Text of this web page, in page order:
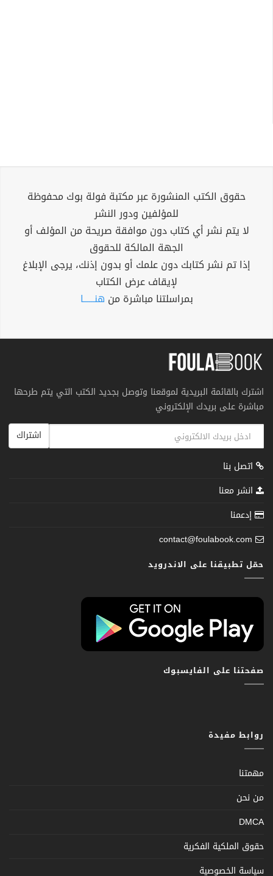
حقوق الكتب المنشورة عبر مكتبة فولة بوك محفوظة
للمؤلفين ودور النشر
لا يتم نشر أي كتاب دون موافقة صريحة من المؤلف أو
الجهة المالكة للحقوق
إذا تم نشر كتابك دون علمك أو بدون إذنك، يرجى الإبلاغ
لإيقاف عرض الكتاب
بمراسلتنا مباشرة من هنــــــا
اشترك بالقائمة البريدية لموقعنا وتوصل بجديد الكتب التي يتم طرحها
مباشرة على بريدك الإلكتروني
اشتراك
اتصل بنا
انشر معنا
إدعمنا
contact@foulabook.com
حمّل تطبيقنا على الاندرويد
صفحتنا على الفايسبوك
روابط مفيدة
مهمتنا
من نحن
DMCA
حقوق الملكية الفكرية
سياسة الخصوصية